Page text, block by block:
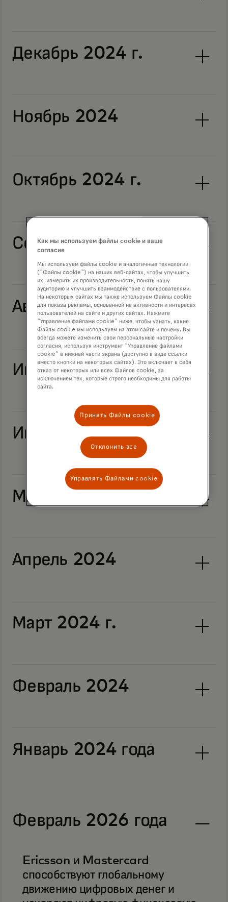
Декабрь 2024 г.
Ноябрь 2024
Октябрь 2024 г.
Сентябрь 2024
Август 2024
Июль 2024
Июнь 2024 г.
Май 2024
Апрель 2024
Март 2024 г.
Февраль 2024
Январь 2024 года
Февраль 2026 года
Ericsson и Mastercard
способствуют глобальному
движению цифровых денег и
Как мы используем файлы cookie и ваше
согласие
Мы используем файлы cookie и аналогичные технологии
("Файлы cookie") на наших веб-сайтах, чтобы улучшить
их, измерить их производительность, понять нашу
аудиторию и улучшить взаимодействие с пользователями.
На некоторых сайтах мы также используем Файлы cookie
для показа рекламы, основанной на активности и интересах
пользователей на сайте и других сайтах. Нажмите
"Управление файлами cookie" ниже, чтобы узнать, какие
Файлы cookie мы используем на этом сайте и почему. Вы
всегда можете изменить свои персональные настройки
согласия, используя инструмент "Управление файлами
cookie" в нижней части экрана (доступно в виде ссылки
вместо кнопки на некоторых сайтах). Это включает в себя
отказ от некоторых или всех Файлов cookie, за
исключением тех, которые строго необходимы для работы
сайта.
Принять Файлы cookie
Отклонить все
Управлять Файлами cookie